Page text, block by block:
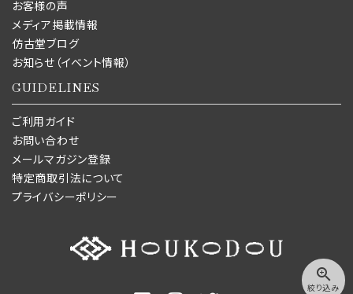
zoom_in
絞り込み
お客様の声
メディア掲載情報
仿古堂ブログ
お知らせ（イベント情報）
GUIDELINES
ご利用ガイド
お問い合わせ
メールマガジン登録
特定商取引法について
プライバシーポリシー